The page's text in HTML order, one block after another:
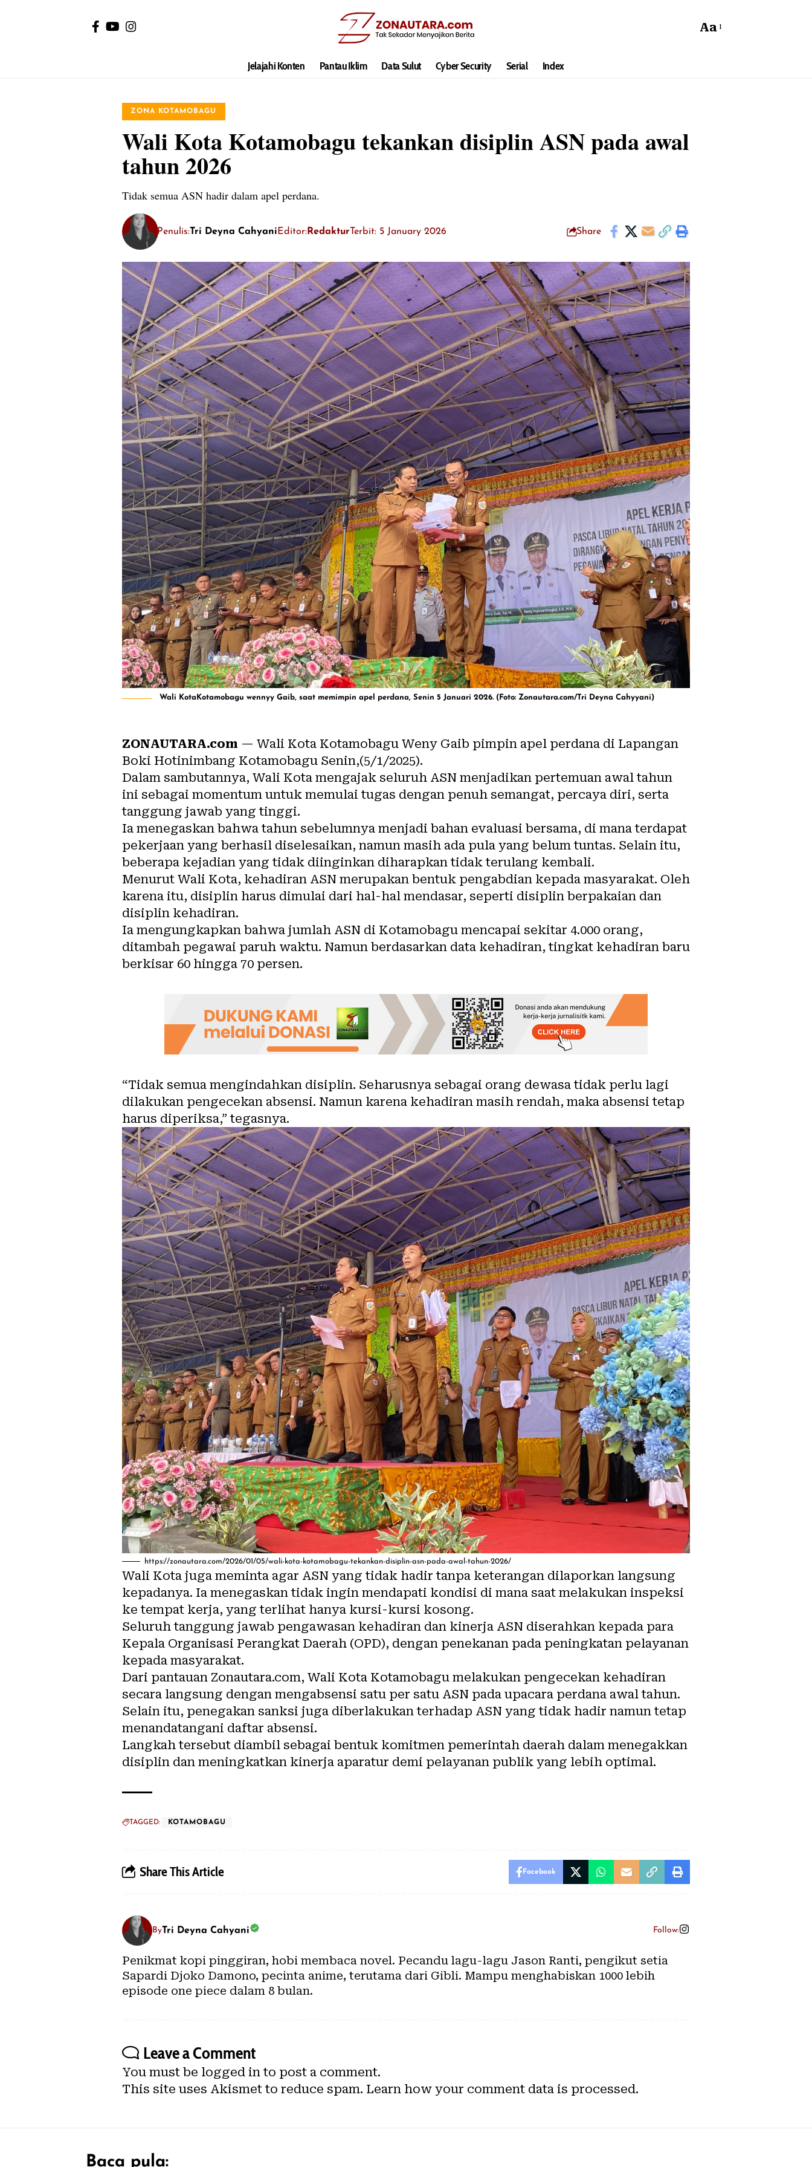
Aa
Jelajahi Konten Pantau Iklim Data Sulut Cyber Security Serial Index
ZONA KOTAMOBAGU
Wali Kota Kotamobagu tekankan disiplin ASN pada awal
tahun 2026
Tidak semua ASN hadir dalam apel perdana.
Penulis:Tri Deyna Cahyani Editor:Redaktur Terbit: 5 January 2026 Share
Wali KotaKotamobagu wennyy Gaib, saat memimpin apel perdana, Senin 5 Januari 2026. (Foto: Zonautara.com/Tri Deyna Cahyyani)
ZONAUTARA.com — Wali Kota Kotamobagu Weny Gaib pimpin apel perdana di Lapangan
Boki Hotinimbang Kotamobagu Senin,(5/1/2025).
Dalam sambutannya, Wali Kota mengajak seluruh ASN menjadikan pertemuan awal tahun
ini sebagai momentum untuk memulai tugas dengan penuh semangat, percaya diri, serta
tanggung jawab yang tinggi.
Ia menegaskan bahwa tahun sebelumnya menjadi bahan evaluasi bersama, di mana terdapat
pekerjaan yang berhasil diselesaikan, namun masih ada pula yang belum tuntas. Selain itu,
beberapa kejadian yang tidak diinginkan diharapkan tidak terulang kembali.
Menurut Wali Kota, kehadiran ASN merupakan bentuk pengabdian kepada masyarakat. Oleh
karena itu, disiplin harus dimulai dari hal-hal mendasar, seperti disiplin berpakaian dan
disiplin kehadiran.
Ia mengungkapkan bahwa jumlah ASN di Kotamobagu mencapai sekitar 4.000 orang,
ditambah pegawai paruh waktu. Namun berdasarkan data kehadiran, tingkat kehadiran baru
berkisar 60 hingga 70 persen.
“Tidak semua mengindahkan disiplin. Seharusnya sebagai orang dewasa tidak perlu lagi
dilakukan pengecekan absensi. Namun karena kehadiran masih rendah, maka absensi tetap
harus diperiksa,” tegasnya.
https://zonautara.com/2026/01/05/wali-kota-kotamobagu-tekankan-disiplin-asn-pada-awal-tahun-2026/
Wali Kota juga meminta agar ASN yang tidak hadir tanpa keterangan dilaporkan langsung
kepadanya. Ia menegaskan tidak ingin mendapati kondisi di mana saat melakukan inspeksi
ke tempat kerja, yang terlihat hanya kursi-kursi kosong.
Seluruh tanggung jawab pengawasan kehadiran dan kinerja ASN diserahkan kepada para
Kepala Organisasi Perangkat Daerah (OPD), dengan penekanan pada peningkatan pelayanan
kepada masyarakat.
Dari pantauan Zonautara.com, Wali Kota Kotamobagu melakukan pengecekan kehadiran
secara langsung dengan mengabsensi satu per satu ASN pada upacara perdana awal tahun.
Selain itu, penegakan sanksi juga diberlakukan terhadap ASN yang tidak hadir namun tetap
menandatangani daftar absensi.
Langkah tersebut diambil sebagai bentuk komitmen pemerintah daerah dalam menegakkan
disiplin dan meningkatkan kinerja aparatur demi pelayanan publik yang lebih optimal.
TAGGED: KOTAMOBAGU
Share This Article Facebook
ByTri Deyna Cahyani Follow:
Penikmat kopi pinggiran, hobi membaca novel. Pecandu lagu-lagu Jason Ranti, pengikut setia
Sapardi Djoko Damono, pecinta anime, terutama dari Gibli. Mampu menghabiskan 1000 lebih
episode one piece dalam 8 bulan.
Leave a Comment
You must be logged in to post a comment.
This site uses Akismet to reduce spam. Learn how your comment data is processed.
Baca pula: